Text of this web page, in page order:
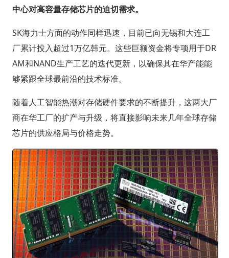
中心对高容量存储芯片的迫切需求。
SK海力士方面的动作同样迅速，目前已向无锡和大连工
厂累计投入超过1万亿韩元。这些巨额资金将专项用于DR
AM和NAND生产工艺的迭代更新，以确保其在华产能能
够紧跟全球最前沿的技术标准。
随着人工智能热潮对存储硬件要求的不断提升，这两大厂
商在华工厂的扩产与升级，将直接影响未来几年全球存储
芯片的供应格局与价格走势。